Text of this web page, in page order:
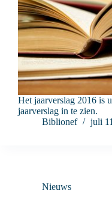
Het jaarverslag 2016 is
jaarverslag in te zien.
Biblionef
juli
Nieuws